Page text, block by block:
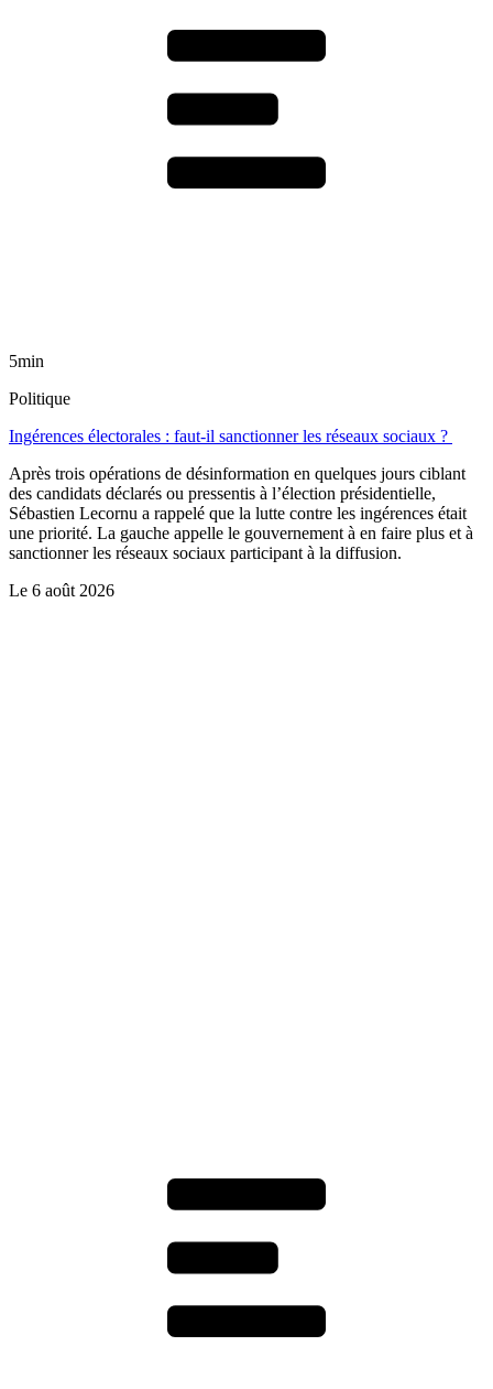
5min
Politique
Ingérences électorales : faut-il sanctionner les réseaux sociaux ?
Après trois opérations de désinformation en quelques jours ciblant
des candidats déclarés ou pressentis à l’élection présidentielle,
Sébastien Lecornu a rappelé que la lutte contre les ingérences était
une priorité. La gauche appelle le gouvernement à en faire plus et à
sanctionner les réseaux sociaux participant à la diffusion.
Le 6 août 2026